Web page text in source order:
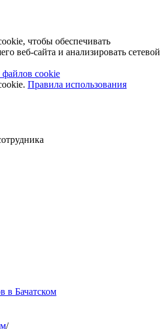
чтобы обеспечивать
веб-сайта и анализировать сетевой
файлов cookie
Правила использования
в Бачатском
/